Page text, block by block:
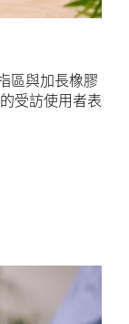
區與加長橡膠
受訪使用者表
進行的兩